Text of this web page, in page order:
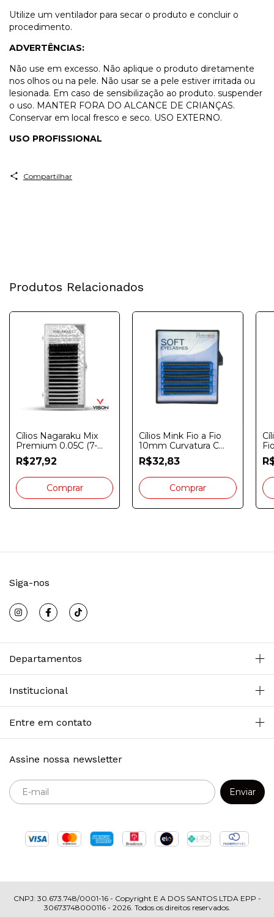
Utilize um ventilador para secar o produto e concluir o
procedimento.
ADVERTÊNCIAS:
Não use em excesso. Não aplique o produto diretamente
nos olhos ou na pele. Não usar se a pele estiver irritada ou
lesionada. Em caso de sensibilização ao produto. suspender
o uso. MANTER FORA DO ALCANCE DE CRIANÇAS.
Conservar em local fresco e seco. USO EXTERNO.
USO PROFISSIONAL
Compartilhar
Produtos Relacionados
Cílios Nagaraku Mix
Premium 0.05C (7-
15mm) Caixa Cinza
R$27,92
Cílios Mink Fio a Fio
10mm Curvatura C
0.04 6 Linhas
R$32,83
Siga-nos
Departamentos
Institucional
Entre em contato
Assine nossa newsletter
Copyright E A DOS SANTOS LTDA EPP -
30673748000116 - 2026. Todos os direitos reservados.